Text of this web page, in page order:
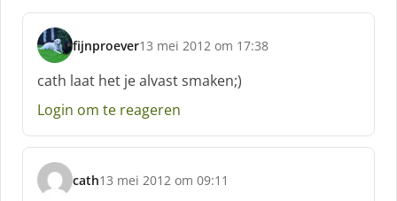
fijnproever
s
h
r
e
f
:
13 mei 2012 om 17:38
cath laat het je alvast smaken;)
Login om te reageren
cath
s
13 mei 2012 om 09:11